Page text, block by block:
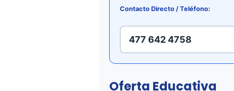
Contacto Directo / Teléfono:
477 642 4758
Oferta Educativa